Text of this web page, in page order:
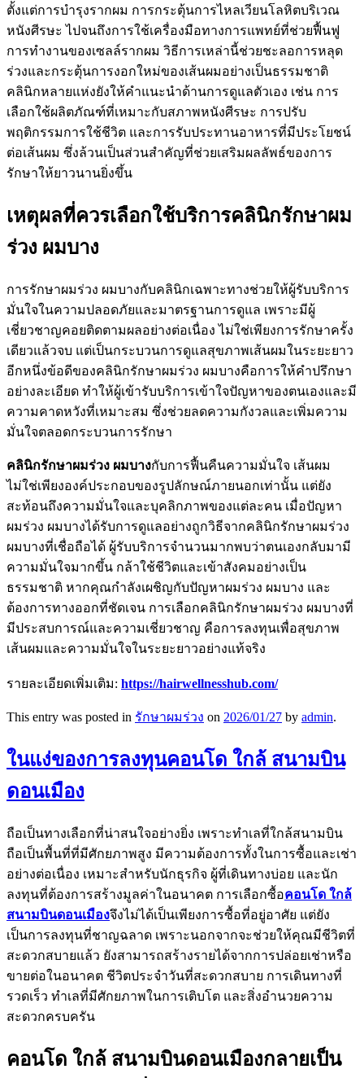
ตั้งแต่การบำรุงรากผม การกระตุ้นการไหลเวียนโลหิตบริเวณ
หนังศีรษะ ไปจนถึงการใช้เครื่องมือทางการแพทย์ที่ช่วยฟื้นฟู
การทำงานของเซลล์รากผม วิธีการเหล่านี้ช่วยชะลอการหลุด
ร่วงและกระตุ้นการงอกใหม่ของเส้นผมอย่างเป็นธรรมชาติ
คลินิกหลายแห่งยังให้คำแนะนำด้านการดูแลตัวเอง เช่น การ
เลือกใช้ผลิตภัณฑ์ที่เหมาะกับสภาพหนังศีรษะ การปรับ
พฤติกรรมการใช้ชีวิต และการรับประทานอาหารที่มีประโยชน์
ต่อเส้นผม ซึ่งล้วนเป็นส่วนสำคัญที่ช่วยเสริมผลลัพธ์ของการ
รักษาให้ยาวนานยิ่งขึ้น
เหตุผลที่ควรเลือกใช้บริการคลินิกรักษาผม
ร่วง ผมบาง
การรักษาผมร่วง ผมบางกับคลินิกเฉพาะทางช่วยให้ผู้รับบริการ
มั่นใจในความปลอดภัยและมาตรฐานการดูแล เพราะมีผู้
เชี่ยวชาญคอยติดตามผลอย่างต่อเนื่อง ไม่ใช่เพียงการรักษาครั้ง
เดียวแล้วจบ แต่เป็นกระบวนการดูแลสุขภาพเส้นผมในระยะยาว
อีกหนึ่งข้อดีของคลินิกรักษาผมร่วง ผมบางคือการให้คำปรึกษา
อย่างละเอียด ทำให้ผู้เข้ารับบริการเข้าใจปัญหาของตนเองและมี
ความคาดหวังที่เหมาะสม ซึ่งช่วยลดความกังวลและเพิ่มความ
มั่นใจตลอดกระบวนการรักษา
คลินิกรักษาผมร่วง ผมบางกับการฟื้นคืนความมั่นใจ เส้นผม
ไม่ใช่เพียงองค์ประกอบของรูปลักษณ์ภายนอกเท่านั้น แต่ยัง
สะท้อนถึงความมั่นใจและบุคลิกภาพของแต่ละคน เมื่อปัญหา
ผมร่วง ผมบางได้รับการดูแลอย่างถูกวิธีจากคลินิกรักษาผมร่วง
ผมบางที่เชื่อถือได้ ผู้รับบริการจำนวนมากพบว่าตนเองกลับมามี
ความมั่นใจมากขึ้น กล้าใช้ชีวิตและเข้าสังคมอย่างเป็น
ธรรมชาติ หากคุณกำลังเผชิญกับปัญหาผมร่วง ผมบาง และ
ต้องการทางออกที่ชัดเจน การเลือกคลินิกรักษาผมร่วง ผมบางที่
มีประสบการณ์และความเชี่ยวชาญ คือการลงทุนเพื่อสุขภาพ
เส้นผมและความมั่นใจในระยะยาวอย่างแท้จริง
รายละเอียดเพิ่มเติม: https://hairwellnesshub.com/
This entry was posted in รักษาผมร่วง on 2026/01/27 by admin.
ในแง่ของการลงทุนคอนโด ใกล้ สนามบิน
ดอนเมือง
ถือเป็นทางเลือกที่น่าสนใจอย่างยิ่ง เพราะทำเลที่ใกล้สนามบิน
ถือเป็นพื้นที่ที่มีศักยภาพสูง มีความต้องการทั้งในการซื้อและเช่า
อย่างต่อเนื่อง เหมาะสำหรับนักธุรกิจ ผู้ที่เดินทางบ่อย และนัก
ลงทุนที่ต้องการสร้างมูลค่าในอนาคต การเลือกซื้อคอนโด ใกล้
สนามบินดอนเมืองจึงไม่ได้เป็นเพียงการซื้อที่อยู่อาศัย แต่ยัง
เป็นการลงทุนที่ชาญฉลาด เพราะนอกจากจะช่วยให้คุณมีชีวิตที่
สะดวกสบายแล้ว ยังสามารถสร้างรายได้จากการปล่อยเช่าหรือ
ขายต่อในอนาคต ชีวิตประจำวันที่สะดวกสบาย การเดินทางที่
รวดเร็ว ทำเลที่มีศักยภาพในการเติบโต และสิ่งอำนวยความ
สะดวกครบครัน
คอนโด ใกล้ สนามบินดอนเมืองกลายเป็น